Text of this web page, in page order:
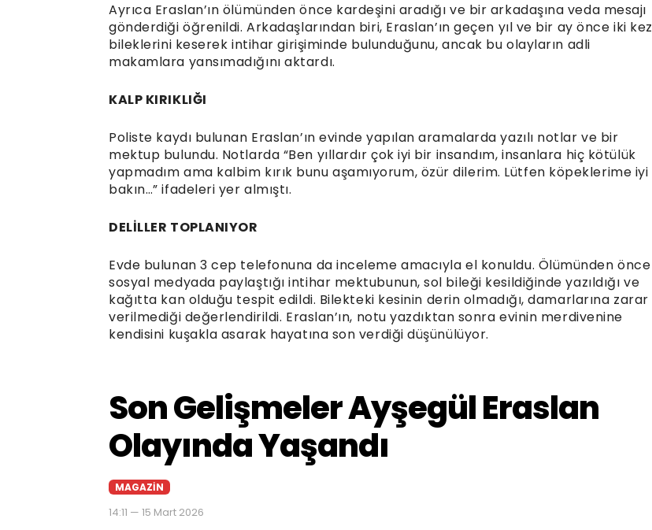
Ayrıca Eraslan’ın ölümünden önce kardeşini aradığı ve bir arkadaşına veda mesajı
gönderdiği öğrenildi. Arkadaşlarından biri, Eraslan’ın geçen yıl ve bir ay önce iki kez
bileklerini keserek intihar girişiminde bulunduğunu, ancak bu olayların adli
makamlara yansımadığını aktardı.
KALP KIRIKLIĞI
Poliste kaydı bulunan Eraslan’ın evinde yapılan aramalarda yazılı notlar ve bir
mektup bulundu. Notlarda “Ben yıllardır çok iyi bir insandım, insanlara hiç kötülük
yapmadım ama kalbim kırık bunu aşamıyorum, özür dilerim. Lütfen köpeklerime iyi
bakın…” ifadeleri yer almıştı.
DELİLLER TOPLANIYOR
Evde bulunan 3 cep telefonuna da inceleme amacıyla el konuldu. Ölümünden önce
sosyal medyada paylaştığı intihar mektubunun, sol bileği kesildiğinde yazıldığı ve
kağıtta kan olduğu tespit edildi. Bilekteki kesinin derin olmadığı, damarlarına zarar
verilmediği değerlendirildi. Eraslan’ın, notu yazdıktan sonra evinin merdivenine
kendisini kuşakla asarak hayatına son verdiği düşünülüyor.